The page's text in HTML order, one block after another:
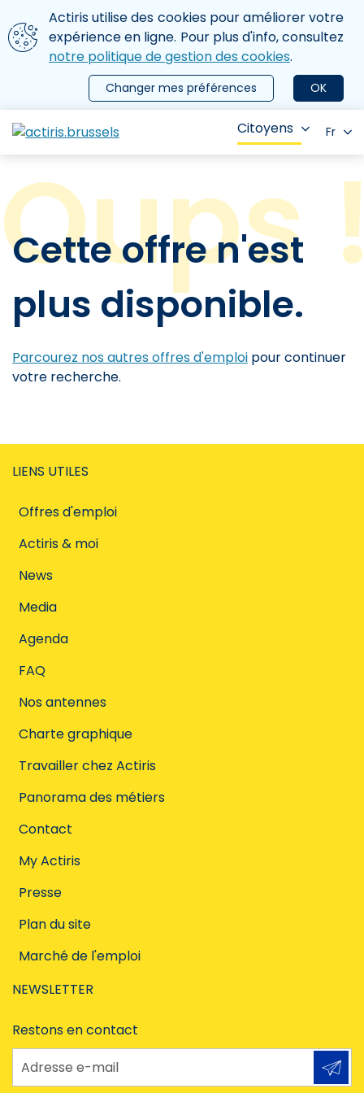
Aller au contenu principal
Nous utilisons des cookies
Actiris utilise des cookies pour améliorer votre
expérience en ligne. Pour plus d'info, consultez
notre politique de gestion des cookies.
OK
Changer mes préférences
le menu
Citoyens Fr
Cette offre n'est
plus disponible.
Parcourez nos autres offres d'emploi pour continuer
votre recherche.
LIENS UTILES
Offres d'emploi
Actiris & moi
News
Media
Agenda
FAQ
Nos antennes
Charte graphique
Travailler chez Actiris
Panorama des métiers
Contact
My Actiris
Presse
Plan du site
Marché de l'emploi
NEWSLETTER
Restons en contact
Adresse e-mail